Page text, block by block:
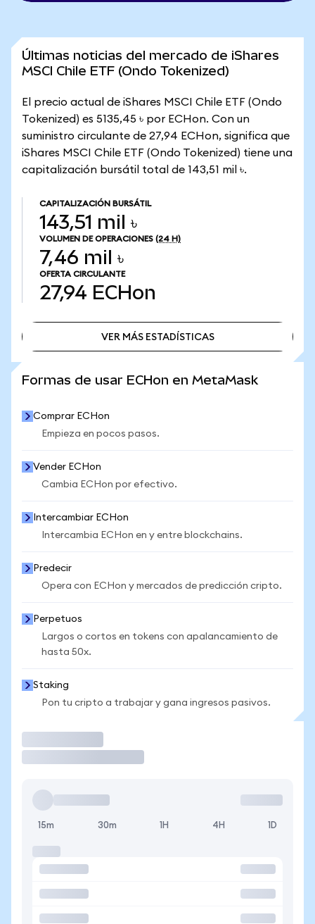
Últimas noticias del mercado de iShares
MSCI Chile ETF (Ondo Tokenized)
El precio actual de iShares MSCI Chile ETF (Ondo
Tokenized) es 5135,45 ৳ por ECHon. Con un
suministro circulante de 27,94 ECHon, significa que
iShares MSCI Chile ETF (Ondo Tokenized) tiene una
capitalización bursátil total de 143,51 mil ৳.
CAPITALIZACIÓN BURSÁTIL
143,51 mil ৳
VOLUMEN DE OPERACIONES (24 H)
7,46 mil ৳
OFERTA CIRCULANTE
27,94 ECHon
VER MÁS ESTADÍSTICAS
Formas de usar ECHon en MetaMask
Comprar ECHon
Empieza en pocos pasos.
Vender ECHon
Cambia ECHon por efectivo.
Intercambiar ECHon
Intercambia ECHon en y entre blockchains.
Predecir
Opera con ECHon y mercados de predicción cripto.
Perpetuos
Largos o cortos en tokens con apalancamiento de
hasta 50x.
Staking
Pon tu cripto a trabajar y gana ingresos pasivos.
15m 30m 1H 4H 1D